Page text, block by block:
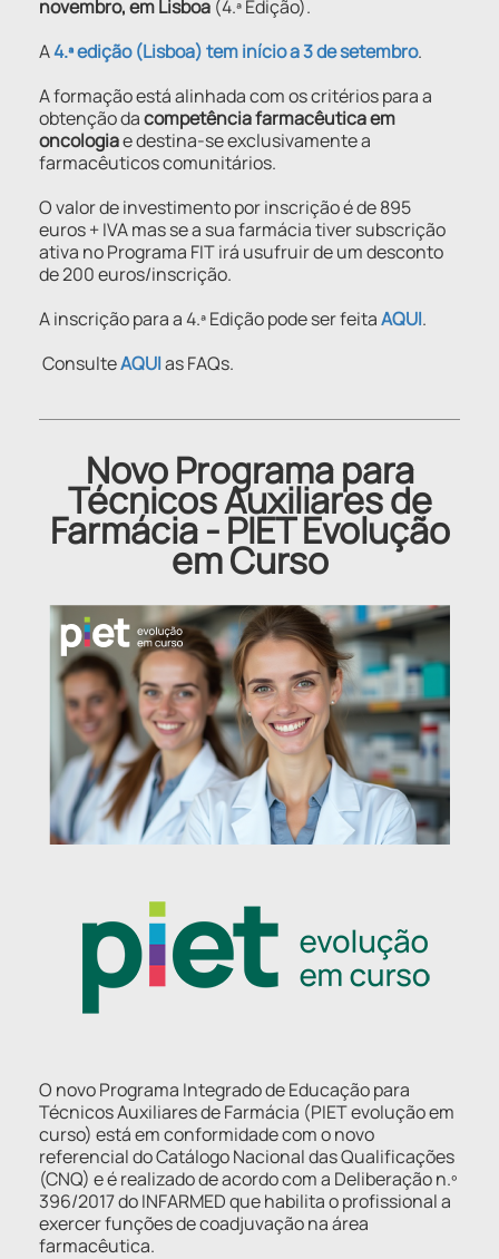
novembro, em Lisboa (4.ª Edição).
A4.ª edição (Lisboa) tem início a 3 de setembro.
A formação está alinhada com os critérios para a
obtenção dacompetência farmacêutica em
oncologiae destina-se exclusivamente a
farmacêuticos comunitários.
O valor de investimento por inscrição é de 895
euros + IVA mas se a sua farmácia tiver subscrição
ativa no Programa FIT irá usufruir de um desconto
de 200 euros/inscrição.
A inscrição para a 4.ª Edição pode ser feitaAQUI.
ConsulteAQUIas FAQs.
Novo Programa para
Técnicos Auxiliares de
Farmácia - PIET Evolução
em Curso
O novo Programa Integrado de Educação para
Técnicos Auxiliares de Farmácia (PIET evolução em
curso) está em conformidade com o novo
referencial do Catálogo Nacional das Qualificações
(CNQ) e é realizado de acordo com a Deliberação n.º
396/2017 do INFARMED que habilita o profissional a
exercer funções de coadjuvação na área
farmacêutica.